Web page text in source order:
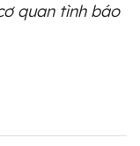
quan tình báo